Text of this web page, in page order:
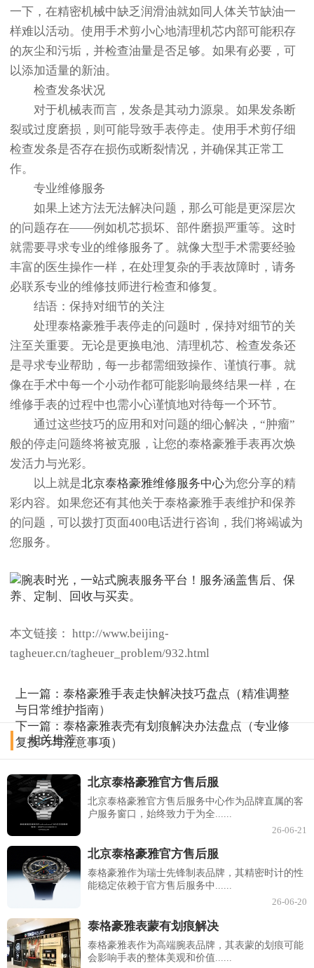
一下，在精密机械中缺乏润滑油就如同人体关节缺油一
样难以活动。使用手术剪小心地清理机芯内部可能积存
的灰尘和污垢，并检查油量是否足够。如果有必要，可
以添加适量的新油。
检查发条状况
对于机械表而言，发条是其动力源泉。如果发条断
裂或过度磨损，则可能导致手表停走。使用手术剪仔细
检查发条是否存在损伤或断裂情况，并确保其正常工
作。
专业维修服务
如果上述方法无法解决问题，那么可能是更深层次
的问题存在——例如机芯损坏、部件磨损严重等。这时
就需要寻求专业的维修服务了。就像大型手术需要经验
丰富的医生操作一样，在处理复杂的手表故障时，请务
必联系专业的维修技师进行检查和修复。
结语：保持对细节的关注
处理泰格豪雅手表停走的问题时，保持对细节的关
注至关重要。无论是更换电池、清理机芯、检查发条还
是寻求专业帮助，每一步都需细致操作、谨慎行事。就
像在手术中每一个小动作都可能影响最终结果一样，在
维修手表的过程中也需小心谨慎地对待每一个环节。
通过这些技巧的应用和对问题的细心解决，“肿瘤”
般的停走问题终将被克服，让您的泰格豪雅手表再次焕
发活力与光彩。
以上就是北京泰格豪雅维修服务中心为您分享的精
彩内容。如果您还有其他关于泰格豪雅手表维护和保养
的问题，可以拨打页面400电话进行咨询，我们将竭诚为
您服务。
本文链接： http://www.beijing-
tagheuer.cn/tagheuer_problem/932.html
上一篇：泰格豪雅手表走快解决技巧盘点（精准调整
与日常维护指南）
下一篇：泰格豪雅表壳有划痕解决办法盘点（专业修
复技巧与注意事项）
相关推荐
北京泰格豪雅官方售后服
北京泰格豪雅官方售后服务中心作为品牌直属的客
户服务窗口，始终致力于为全......
26-06-21
北京泰格豪雅官方售后服
泰格豪雅作为瑞士先锋制表品牌，其精密时计的性
能稳定依赖于官方售后服务中......
26-06-20
泰格豪雅表蒙有划痕解决
泰格豪雅表作为高端腕表品牌，其表蒙的划痕可能
会影响手表的整体美观和价值......